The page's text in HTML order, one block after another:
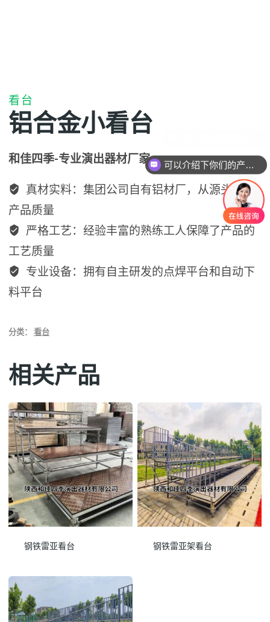
看台
铝合金小看台
和佳四季-专业演出器材厂家
真材实料：集团公司自有铝材厂，从源头保障
产品质量
严格工艺：经验丰富的熟练工人保障了产品的
工艺质量
专业设备：拥有自主研发的点焊平台和自动下
料平台
分类：看台
相关产品
钢铁雷亚看台 钢铁雷亚架看台
可以介绍下你们的产品么？